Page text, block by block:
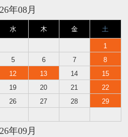
年08月
水 木 金 土
1
5 6 7
8
12 13 14
15
19 20 21
22
26 27 28
29
年09月